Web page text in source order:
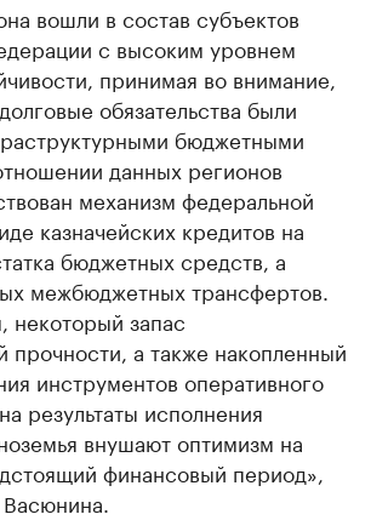
вошли в состав субъектов
с высоким уровнем
принимая во внимание,
обязательства были
бюджетными
данных регионов
механизм федеральной
казначейских кредитов на
бюджетных средств, а
межбюджетных трансфертов.
некоторый запас
прочности, а также накопленный
инструментов оперативного
результаты исполнения
внушают оптимизм на
финансовый период»,